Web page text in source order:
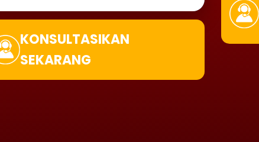
KONSULTASIKAN
SEKARANG